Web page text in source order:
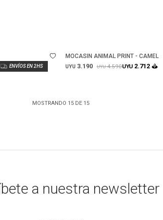
MOCASIN ANIMAL PRINT - CAMEL
UYU 3.190 UYU4.590UYU 2.712
MOSTRANDO 15DE 15
a nuestra newsletter